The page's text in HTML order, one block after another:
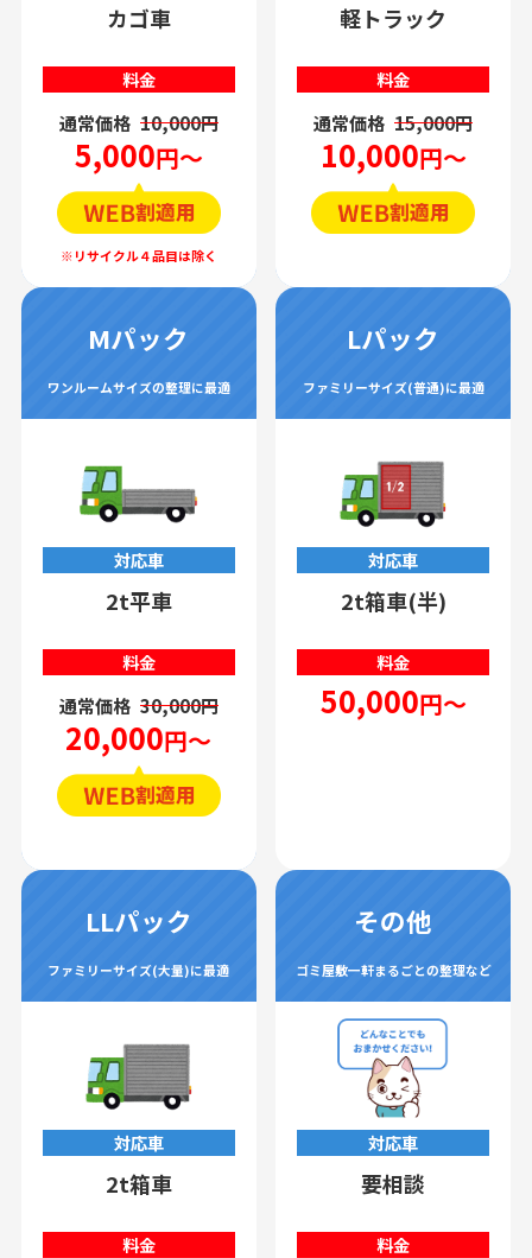
カゴ車
料金
通常価格 10,000円
5,000円～
軽トラック
料金
通常価格 15,000円
10,000円～
Mパック
ワンルームサイズの整理に最適
対応車
2t平車
料金
通常価格 30,000円
20,000円～
Lパック
ファミリーサイズ(普通)に最適
対応車
2t箱車(半)
料金
50,000円～
LLパック
ファミリーサイズ(大量)に最適
対応車
2t箱車
料金
その他
ゴミ屋敷一軒まるごとの整理など
対応車
要相談
料金